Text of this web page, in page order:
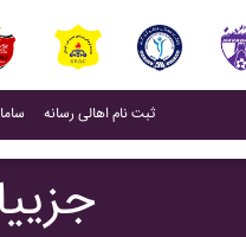
(current)
ثبت نام اهالی رسانه(current)